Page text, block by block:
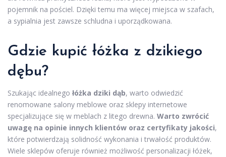
pojemnik na pościel. Dzięki temu ma więcej miejsca w szafach,
a sypialnia jest zawsze schludna i uporządkowana.
Gdzie kupić łóżka z dzikiego
dębu?
Szukając idealnego łóżka dziki dąb, warto odwiedzić
renomowane salony meblowe oraz sklepy internetowe
specjalizujące się w meblach z litego drewna. Warto zwrócić
uwagę na opinie innych klientów oraz certyfikaty jakości,
które potwierdzają solidność wykonania i trwałość produktów.
Wiele sklepów oferuje również możliwość personalizacji łóżek,